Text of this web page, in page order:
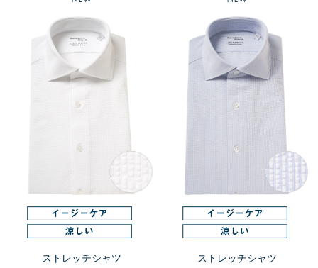
ストレッチシャツ
ストレッチシャツ